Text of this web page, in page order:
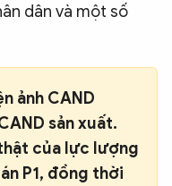
dân và một số
ảnh CAND
sản xuất.
của lực lượng
P1, đồng thời